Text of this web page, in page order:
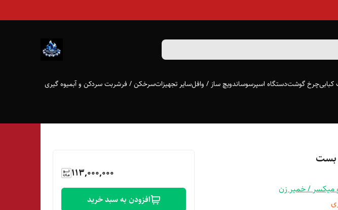
کبابیچرخ گوشتدستگاه اسپرسوساندویچ ساز / وافلسایر تجهیزاتسرخکن / فرشربت سردکن و آبمیوه گیری
میکسر / خمیر زن
113,000,000
افزودن به سبد خرید